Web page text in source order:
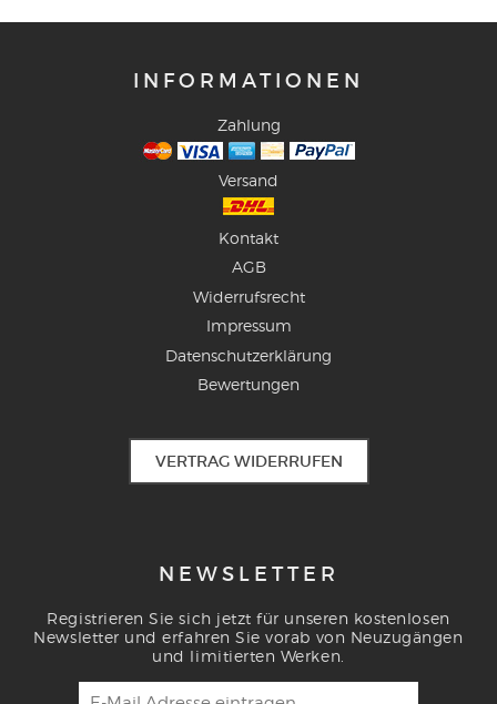
INFORMATIONEN
Zahlung
Versand
Kontakt
AGB
Widerrufsrecht
Impressum
Datenschutzerklärung
Bewertungen
VERTRAG WIDERRUFEN
NEWSLETTER
Registrieren Sie sich jetzt für unseren kostenlosen
Newsletter und erfahren Sie vorab von Neuzugängen
und limitierten Werken.